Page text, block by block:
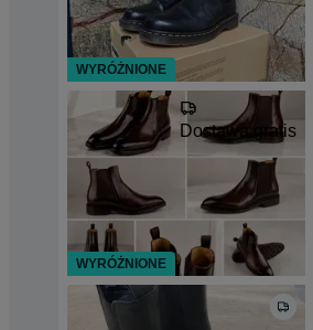
Dostawa gratis
WYRÓŻNIONE
WYRÓŻNIONE